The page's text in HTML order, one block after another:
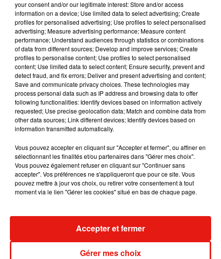
Publié : 6 novembre 2018 à 9h36 par Maud
Tambellini
l’addition de nouveaux mots pouvant se poser sur
le plateau de jeu. Il sera même possible
d’imprimer votre mot préféré sur un t-shirt.
Mundo Latino
Le fourmilier géant fait son retour
en Argentine, et en pleine...
Karol G dévoile la tracklist de
son nouvel album… avec des
invités...
Au Guatemala, le volcan de
Fuego entre en éruption
your consent and/or our legitimate interest: Store and/or access
information on a device; Use limited data to select advertising; Create
profiles for personalised advertising; Use profiles to select personalised
advertising; Measure advertising performance; Measure content
performance; Understand audiences through statistics or combinations
of data from different sources; Develop and improve services; Create
profiles to personalise content; Use profiles to select personalised
content; Use limited data to select content; Ensure security, prevent and
detect fraud, and fix errors; Deliver and present advertising and content;
Save and communicate privacy choices. These technologies may
process personal data such as IP address and browsing data to offer
following functionalities: Identify devices based on information actively
requested; Use precise geolocation data; Match and combine data from
other data sources; Link different devices; Identify devices based on
information transmitted automatically.
Vous pouvez accepter en cliquant sur "Accepter et fermer", ou affiner en
sélectionnant les finalités et/ou partenaires dans "Gérer mes choix".
Vous pouvez également refuser en cliquant sur "Continuer sans
accepter". Vos préférences ne s'appliqueront que pour ce site. Vous
pouvez mettre à jour vos choix, ou retirer votre consentement à tout
moment via le lien "Gérer les cookies" situé en bas de chaque page.
Gérer mes choix
Accepter et fermer